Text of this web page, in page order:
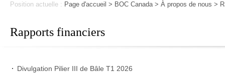
Position actuelle : Page d'accueil > BOC Canada> À propos de nous >
Rapports financiers
Divulgation Pilier III de Bâle T1 2026